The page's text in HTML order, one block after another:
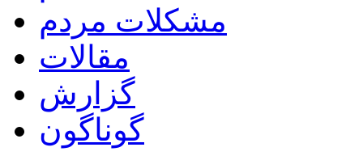
مشکلات مردم
مقالات
گزارش
گوناگون